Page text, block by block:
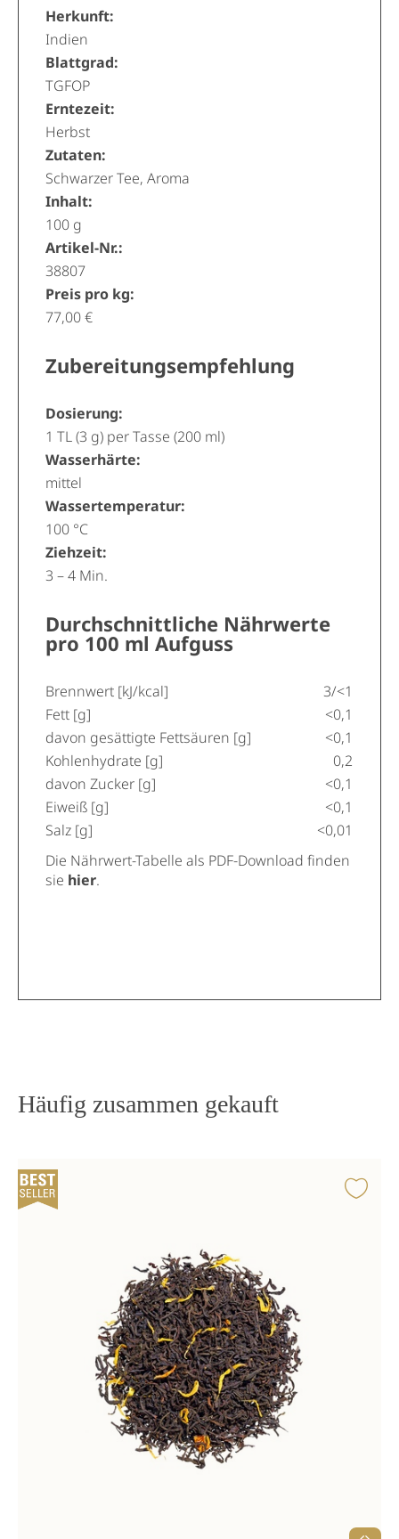
Herkunft:
Indien
Blattgrad:
TGFOP
Erntezeit:
Herbst
Zutaten:
Schwarzer Tee, Aroma
Inhalt:
100 g
Artikel-Nr.:
38807
Preis pro kg:
77,00 €
Zubereitungsempfehlung
Dosierung:
1 TL (3 g) per Tasse (200 ml)
Wasserhärte:
mittel
Wassertemperatur:
100 °C
Ziehzeit:
3 – 4 Min.
Durchschnittliche Nährwerte
pro 100 ml Aufguss
Brennwert [kJ/kcal]
3/<1
Fett [g]
<0,1
davon gesättigte Fettsäuren [g]
<0,1
Kohlenhydrate [g]
0,2
davon Zucker [g]
<0,1
Eiweiß [g]
<0,1
Salz [g]
<0,01
Die Nährwert-Tabelle als PDF-Download finden
sie hier.
Häufig zusammen gekauft